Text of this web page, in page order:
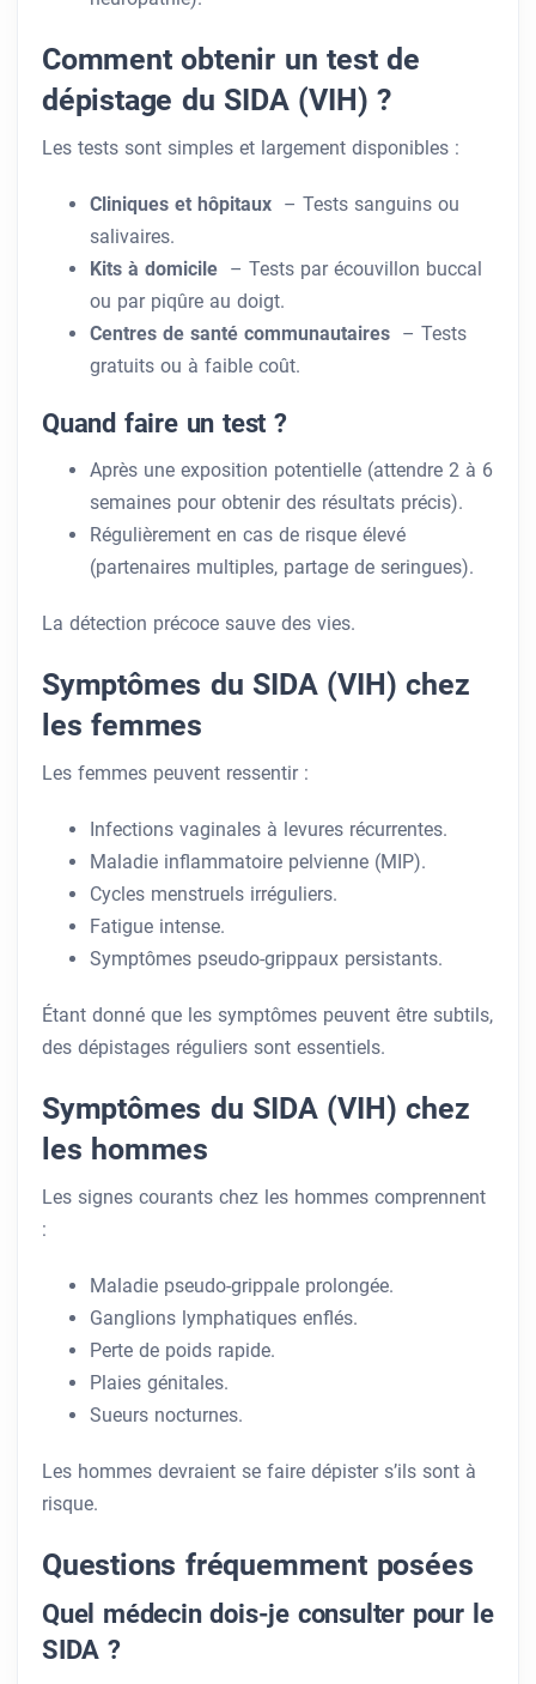
Comment obtenir un test de
dépistage du SIDA (VIH) ?
Les tests sont simples et largement disponibles :
Cliniques et hôpitaux – Tests sanguins ou
salivaires.
Kits à domicile – Tests par écouvillon buccal
ou par piqûre au doigt.
Centres de santé communautaires – Tests
gratuits ou à faible coût.
Quand faire un test ?
Après une exposition potentielle (attendre 2 à 6
semaines pour obtenir des résultats précis).
Régulièrement en cas de risque élevé
(partenaires multiples, partage de seringues).
La détection précoce sauve des vies.
Symptômes du SIDA (VIH) chez
les femmes
Les femmes peuvent ressentir :
Infections vaginales à levures récurrentes.
Maladie inflammatoire pelvienne (MIP).
Cycles menstruels irréguliers.
Fatigue intense.
Symptômes pseudo-grippaux persistants.
Étant donné que les symptômes peuvent être subtils,
des dépistages réguliers sont essentiels.
Symptômes du SIDA (VIH) chez
les hommes
Les signes courants chez les hommes comprennent
:
Maladie pseudo-grippale prolongée.
Ganglions lymphatiques enflés.
Perte de poids rapide.
Plaies génitales.
Sueurs nocturnes.
Les hommes devraient se faire dépister s’ils sont à
risque.
Questions fréquemment posées
Quel médecin dois-je consulter pour le
SIDA ?